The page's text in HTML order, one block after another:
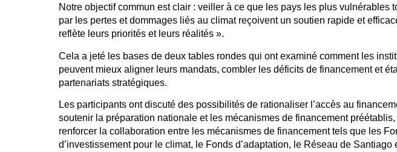
Notre objectif commun est clair : veiller à ce que les pays les plus vulnérables
par les pertes et dommages liés au climat reçoivent un soutien rapide et
reflète leurs priorités et leurs réalités ».
Cela a jeté les bases de deux tables rondes qui ont examiné comment les
peuvent mieux aligner leurs mandats, combler les déficits de financement et
partenariats stratégiques.
Les participants ont discuté des possibilités de rationaliser l’accès au
soutenir la préparation nationale et les mécanismes de financement préétablis,
renforcer la collaboration entre les mécanismes de financement tels que les
d’investissement pour le climat, le Fonds d’adaptation, le Réseau de Santiago